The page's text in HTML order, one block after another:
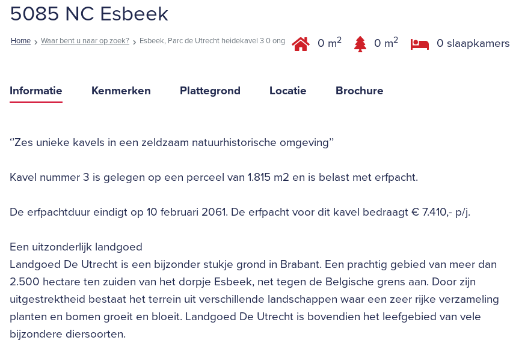
5085 NC Esbeek
Home Waar bent u naar op zoek? Esbeek, Parc de Utrecht heidekavel 3 0 ong 0 m2 0 m2 0 slaapkamers
Informatie Kenmerken Plattegrond Locatie Brochure
‘’Zes unieke kavels in een zeldzaam natuurhistorische omgeving’’
Kavel nummer 3 is gelegen op een perceel van 1.815 m2 en is belast met erfpacht.
De erfpachtduur eindigt op 10 februari 2061. De erfpacht voor dit kavel bedraagt € 7.410,- p/j.
Een uitzonderlijk landgoed
Landgoed De Utrecht is een bijzonder stukje grond in Brabant. Een prachtig gebied van meer dan
2.500 hectare ten zuiden van het dorpje Esbeek, net tegen de Belgische grens aan. Door zijn
uitgestrektheid bestaat het terrein uit verschillende landschappen waar een zeer rijke verzameling
planten en bomen groeit en bloeit. Landgoed De Utrecht is bovendien het leefgebied van vele
bijzondere diersoorten.